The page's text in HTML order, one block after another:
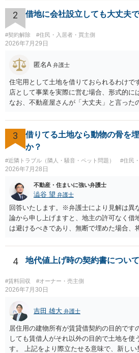
しくは和解その他の法律事務を取り扱い、
とを業とすることができない。ただし、
の定めがある場合は、この限りでない。
目的がないのであれば適法です。なぜなら
いのであれば、委任については無償で委任
2 借地に会社設立しても大丈夫
#契約解除 #住民・入居者・買主側
2026年7月29日
匿名A 弁護士
住宅用として土地を借りておられるわけで
店として事業を実際に営む場合、形式的に
なお、不動産屋さんが「大丈夫」と言った
れますが、これは法的な保証ではありませ
れるかどうかについては信頼関係が破壊
すので、建物を事務所・店舗用に大きく改
り、リスクはそれほど大きくないかもしれ
大家さんが契約違反を口実に、将来の更新
したり、立ち退きを迫る材料に使ったりす
ん。
3
借りてる土地なら動物の骨を
か？
#近隣トラブル（隣人・騒音・ペット問題） #住民
2026年7月28日
不動産・住まいに強い弁護士
澁谷 望 弁護士
回答いたします。※弁護士により見解は異
論から申し上げますと、地主の許可なく借
は避けるべきであり、無断で埋めた場合、
上、自分のペットの遺骨を埋める行為自体
棄には該当しないため、犯罪になるわけ
物の所有者は質問者様であっても、土地
ります。そのため、地主に無断でお骨を埋
を侵害する行為や、借地人としての善管注
事前に地主へ相談して許可を得るか、土地
植え等で供養する「プランター葬」や、ペ
されるのが確実かと思います。
4 地代値上げ時の契約書について
#賃料回収 #オーナー・売主側
2026年7月30日
吉田 雄大 弁護士
居住用の建物所有が賃貸借契約の目的です
しても賃借人がそれ以外の目的で土地を使
す。 上記をより際立たせる意味で、新し